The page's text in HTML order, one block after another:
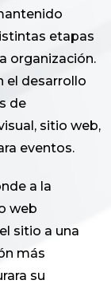
etapas
organización.
el desarrollo
de
sitio web,
eventos.
a la
web
sitio a una
más
su